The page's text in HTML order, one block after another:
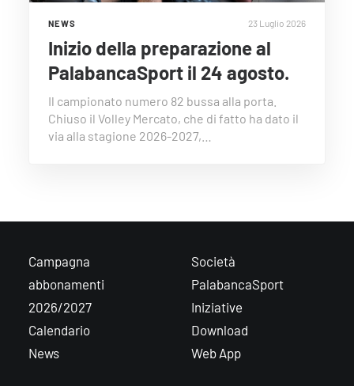
NEWS 23 Luglio 2026
Inizio della preparazione al
PalabancaSport il 24 agosto.
Il campionato numero 82 bussa alla porta.
Chiuso il Volley Mercato, che di fatto ha dato il
via alla stagione 2026-2027,…
Campagna
abbonamenti
2026/2027
Calendario
News
Società
PalabancaSport
Iniziative
Download
Web App